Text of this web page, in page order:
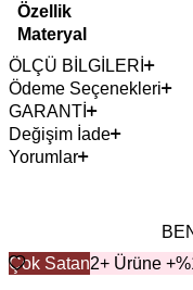
Özellik
Materyal
ÖLÇÜ BİLGİLERİ
Ödeme Seçenekleri
GARANTİ
Değişim İade
Yorumlar
Çok Satan2+ Ürüne